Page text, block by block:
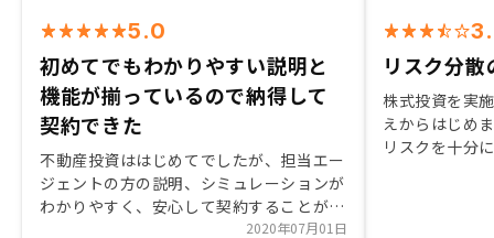
5.0
初めてでもわかりやすい説明と
機能が揃っているので納得して
契約できた
不動産投資ははじめてでしたが、担当エー
ジェントの方の説明、シミュレーションが
わかりやすく、安心して契約することがで
2020年07月01日
リスク分
株式投資を実
えからはじめ
リスクを十分